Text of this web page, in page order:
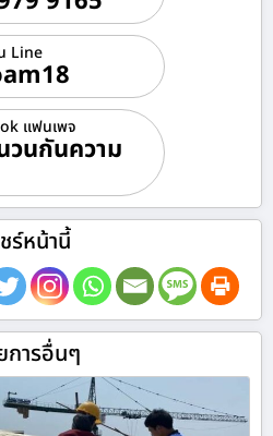
Line
แฟนเพจ
นกันความ
ร์หน้านี้
การอื่นๆ